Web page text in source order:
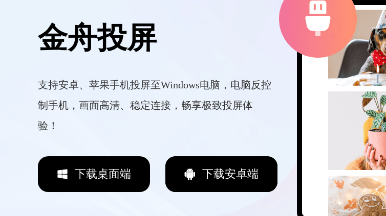
金舟投屏
支持安卓、苹果手机投屏至Windows电脑，电脑反控
制手机，画面高清、稳定连接，畅享极致投屏体
验！
下载桌面端 下载安卓端